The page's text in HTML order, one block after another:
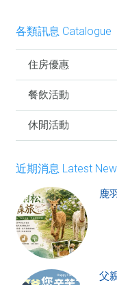
各類訊息 Catalogue
住房優惠
餐飲活動
休閒活動
近期消息 Latest
鹿
父